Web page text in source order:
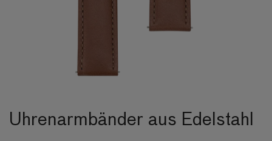
Uhrenarmbänder aus Edelstahl